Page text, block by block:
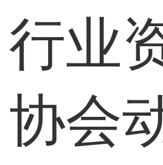
行业
协会